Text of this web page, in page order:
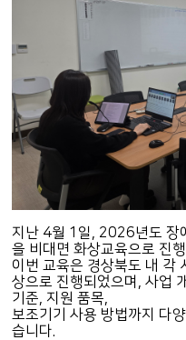
지난 4월 1일, 2026년도 장
을 비대면 화상교육으로 진
이번 교육은 경상북도 내 각
상으로 진행되었으며, 사업
기준, 지원 품목,
보조기기 사용 방법까지 다
습니다.